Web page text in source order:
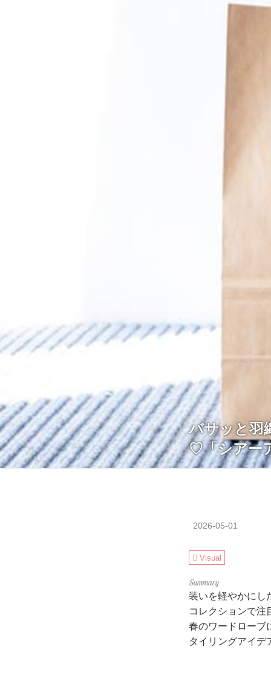
バサッと羽
♡「シアー
2026-05-01
Visual
装いを軽やかにし
コレクションで注
春のワードローブ
タイリングアイデ